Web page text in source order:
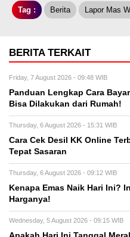
Tag : Berita Lapor Mas
BERITA TERKAIT
Friday, 7 August 2026 - 09:48 WIB
Panduan Lengkap Cara
Bisa Dilakukan dari Rumah!
Thursday, 6 August 2026 - 15:31 WIB
Cara Cek Desil KK Online
Tepat Sasaran
Thursday, 6 August 2026 - 09:12 WIB
Kenapa Emas Naik Hari Ini?
Harganya!
Wednesday, 5 August 2026 - 09:15 WIB